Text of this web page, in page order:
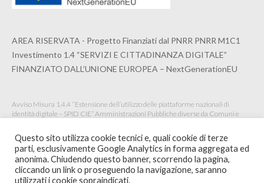
AREA RISERVATA - Progetto Finanziati dal PNRR PNRR M1C1
Investimento 1.4 “SERVIZI E CITTADINANZA DIGITALE”
FINANZIATO DALL’UNIONE EUROPEA – NextGenerationEU
Avviso Misura 1.4.4 “Estensione dell’utilizzo delle piattaforme nazionali di
identità digitale – SPID CIE” Amministrazioni Pubbliche diverse da Comuni e
© 2020 ORDINE ARCHITETTI PPC DELLA SPEZIA -WEBSITE BY
Questo sito utilizza cookie tecnici e, quali cookie di terze
parti, esclusivamente Google Analytics in forma aggregata ed
anonima. Chiudendo questo banner, scorrendo la pagina,
cliccando un link o proseguendo la navigazione, saranno
utilizzati i cookie sopraindicati.